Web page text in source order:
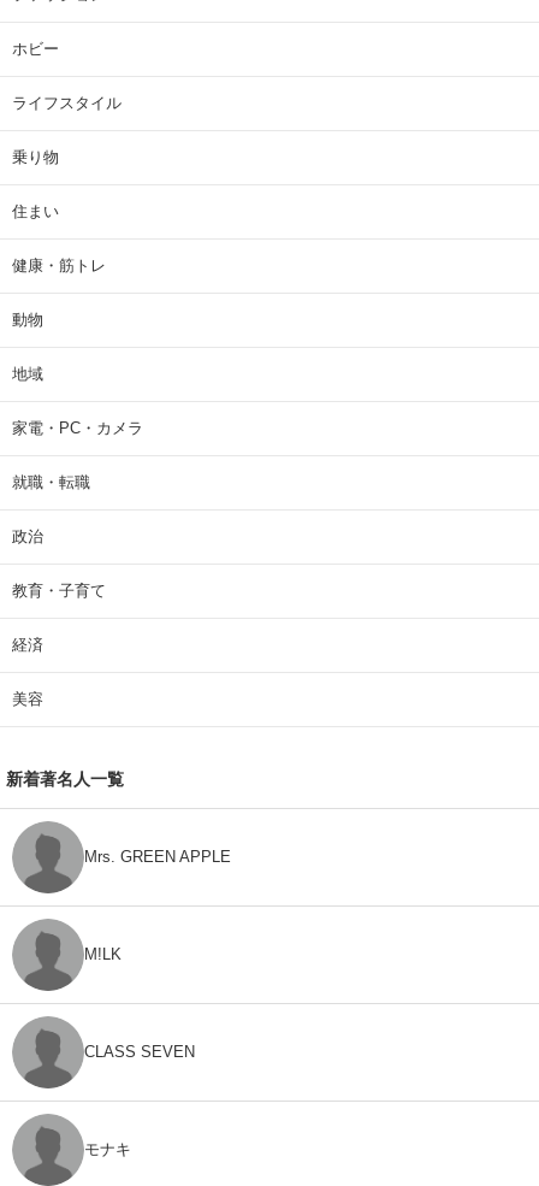
ホビー
ライフスタイル
乗り物
住まい
健康・筋トレ
動物
地域
家電・PC・カメラ
就職・転職
政治
教育・子育て
経済
美容
新着著名人一覧
Mrs. GREEN APPLE
M!LK
CLASS SEVEN
モナキ